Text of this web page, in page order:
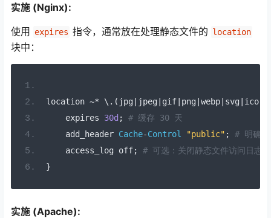
实施 (Nginx):
使用 expires 指令，通常放在处理静态文件的 location
块中：
location ~* \. ( jpg jpeg gif| png webp| svg ico|
    expires
30d ;
# 缓存 30 天
    add_header
Cache-Control "public" ;
# 明确标
    access_log off
;
# 可选：关闭静态文件访问日志
}
实施 (Apache):